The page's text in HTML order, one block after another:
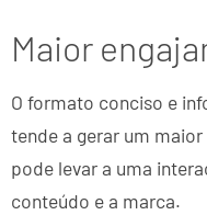
Maior
O formato conciso e
tende a gerar um
pode levar a uma
conteúdo e a marca.